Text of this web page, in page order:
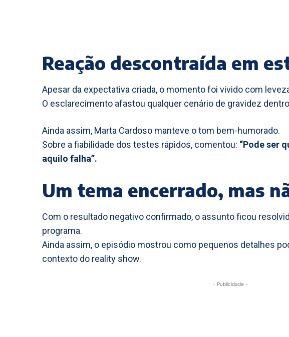
Reação descontraída em
Apesar da expectativa criada, o momento foi vivido com
O esclarecimento afastou qualquer cenário de gravidez
Ainda assim, Marta Cardoso manteve o tom bem-humorado.
Sobre a fiabilidade dos testes rápidos, comentou: “Pode ser
aquilo falha”.
Um tema encerrado, mas
Com o resultado negativo confirmado, o assunto ficou
programa.
Ainda assim, o episódio mostrou como pequenos detalhes
contexto do reality show.
- Publicidade -